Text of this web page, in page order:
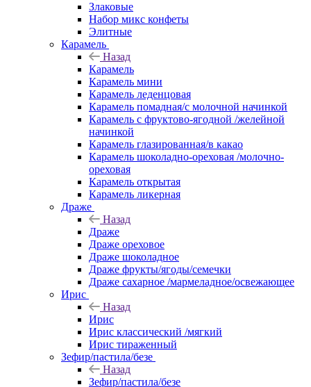
Злаковые
Набор микс конфеты
Элитные
Карамель
Назад
Карамель
Карамель мини
Карамель леденцовая
Карамель помадная/с молочной начинкой
Карамель с фруктово-ягодной /желейной
начинкой
Карамель глазированная/в какао
Карамель шоколадно-ореховая /молочно-
ореховая
Карамель открытая
Карамель ликерная
Драже
Назад
Драже
Драже ореховое
Драже шоколадное
Драже фрукты/ягоды/семечки
Драже сахарное /мармеладное/освежающее
Ирис
Назад
Ирис
Ирис классический /мягкий
Ирис тираженный
Зефир/пастила/безе
Назад
Зефир/пастила/безе